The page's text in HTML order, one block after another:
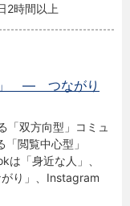
2時間以上
」 ― つながり
「双方向型」コミュ
閲覧中心型」
「身近な人」、
り」、Instagram